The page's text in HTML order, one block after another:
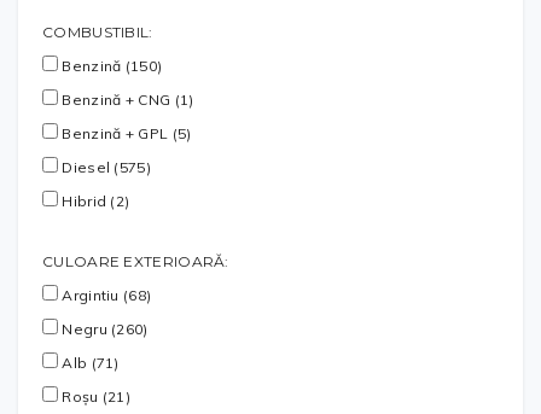
COMBUSTIBIL:
Benzină (150)
Benzină + CNG (1)
Benzină + GPL (5)
Diesel (575)
Hibrid (2)
CULOARE EXTERIOARĂ:
Argintiu (68)
Negru (260)
Alb (71)
Roșu (21)